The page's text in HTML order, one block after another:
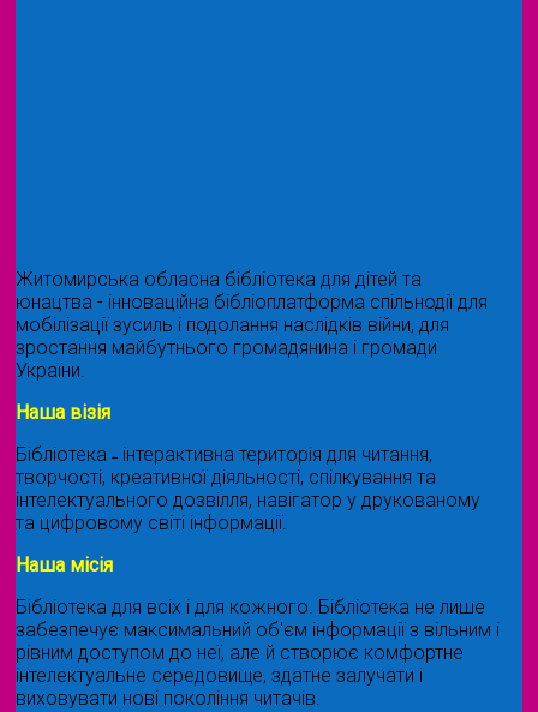
Житомирська обласна бібліотека для дітей та
юнацтва - інноваційна бібліоплатформа спільнодії для
мобілізації зусиль і подолання наслідків війни, для
зростання майбутнього громадянина і громади
України.
Наша візія
Бібліотека ˗ інтерактивна територія для читання,
творчості, креативної діяльності, спілкування та
інтелектуального дозвілля, навігатор у друкованому
та цифровому світі інформації.
Наша місія
Бібліотека для всіх і для кожного. Бібліотека не лише
забезпечує максимальний об'єм інформації з вільним і
рівним доступом до неї, але й створює комфортне
інтелектуальне середовище, здатне залучати і
виховувати нові покоління читачів.